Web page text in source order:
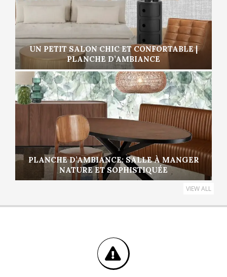
UN PETIT SALON CHIC ET CONFORTABLE |
PLANCHE D’AMBIANCE
PLANCHE D’AMBIANCE: SALLE À MANGER
NATURE ET SOPHISTIQUÉE
VIEW ALL